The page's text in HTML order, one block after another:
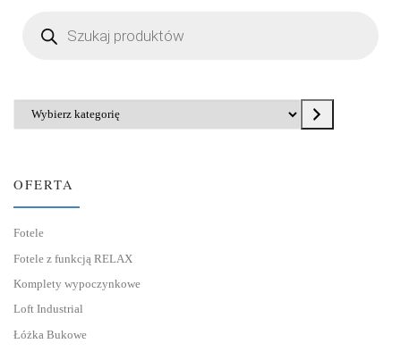
OFERTA
Fotele
Fotele z funkcją RELAX
Komplety wypoczynkowe
Loft Industrial
Łóżka Bukowe